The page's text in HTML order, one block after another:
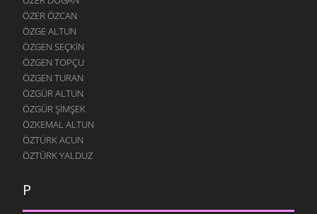
ÖZER ÖZCAN
ÖZGE ALTUN
ÖZGEN SEÇKIN
ÖZGEN TOPÇU
ÖZGEN TURAN
ÖZGÜR ALTUN
ÖZGÜR ŞIMŞEK
ÖZKEMAL ALTUN
ÖZTÜRK ACUN
ÖZTÜRK YALDUZ
P